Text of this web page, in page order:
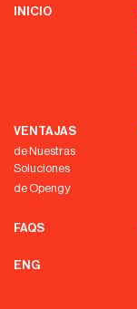
INICIO
VENTAJAS
de Nuestras
Soluciones
de Opengy
FAQS
ENG